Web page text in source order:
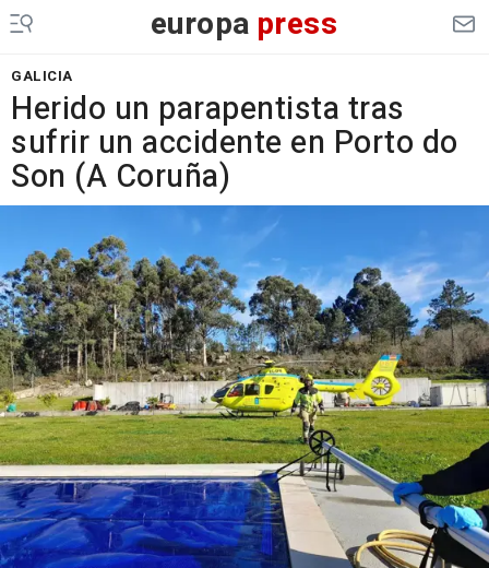
europa press
GALICIA
Herido un parapentista tras
sufrir un accidente en Porto do
Son (A Coruña)